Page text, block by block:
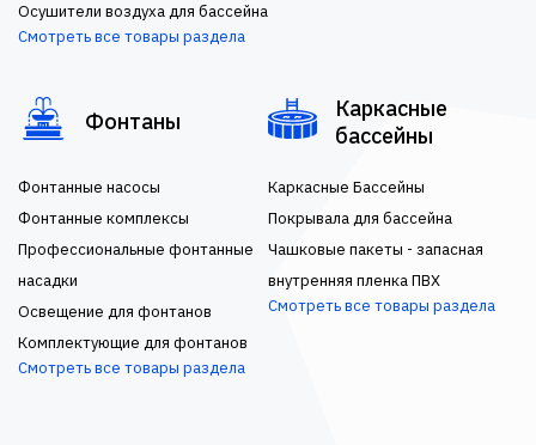
Осушители воздуха для бассейна
Смотреть все товары раздела
Фонтаны
Фонтанные насосы
Фонтанные комплексы
Профессиональные фонтанные
насадки
Освещение для фонтанов
Комплектующие для фонтанов
Смотреть все товары раздела
Каркасные
бассейны
Каркасные Бассейны
Покрывала для бассейна
Чашковые пакеты - запасная
внутренняя пленка ПВХ
Смотреть все товары раздела